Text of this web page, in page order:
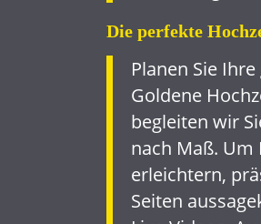
Die perfekte
Planen Sie
Goldene
begleiten wir
nach Maß. Um
erleichtern,
Seiten